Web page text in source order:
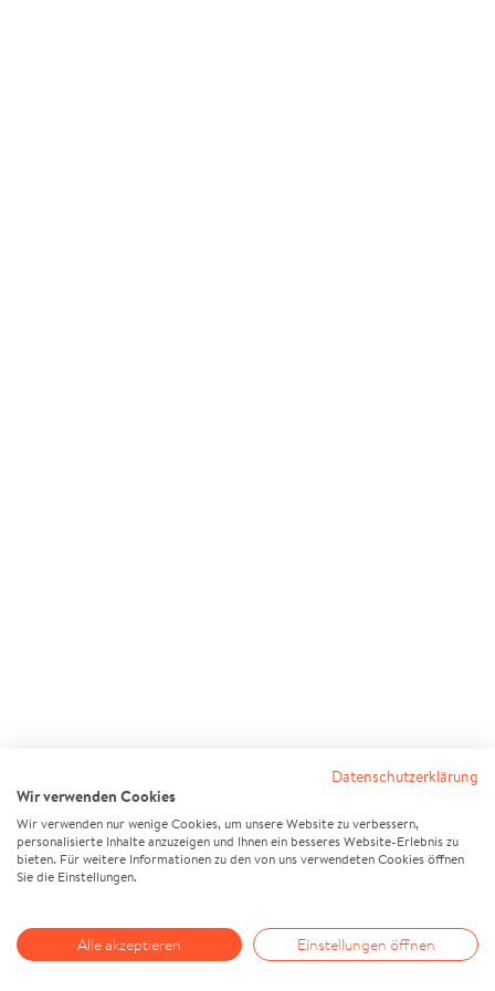
Datenschutzerklärung
Wir verwenden Cookies
Wir verwenden nur wenige Cookies, um unsere Website zu verbessern,
personalisierte Inhalte anzuzeigen und Ihnen ein besseres Website-Erlebnis zu
bieten. Für weitere Informationen zu den von uns verwendeten Cookies öffnen
Sie die Einstellungen.
Alle akzeptieren Einstellungen öffnen